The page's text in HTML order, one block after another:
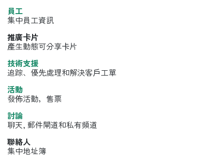
員工
集中員工資訊
推廣卡片
產生動態可分享卡片
技術支援
追踪、優先處理和解決客戶工單
活動
發佈活動，售票
討論
聊天, 郵件閘道和私有頻道
聯絡人
集中地址簿